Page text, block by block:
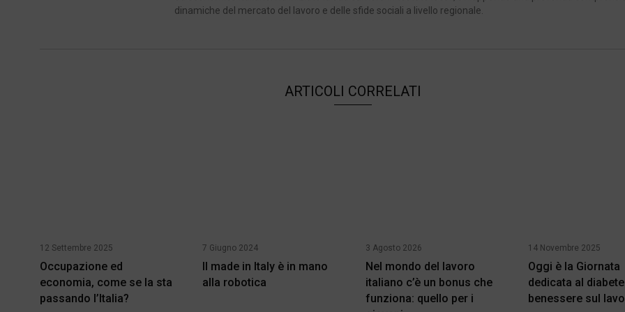
dinamiche del mercato del lavoro e delle sfide sociali a livello regionale.
ARTICOLI CORRELATI
12 Settembre 2025
Occupazione ed
economia, come se la sta
passando l’Italia?
7 Giugno 2024
Il made in Italy è in mano
alla robotica
3 Agosto 2026
Nel mondo del lavoro
italiano c’è un bonus che
funziona: quello per i
14 Novembre 2025
Oggi è la Giornata
dedicata al
benessere sul